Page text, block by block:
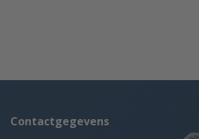
Contactgegevens